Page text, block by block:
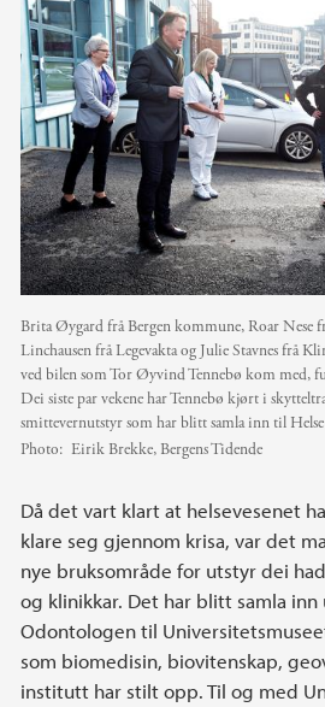
Brita Øygard frå Bergen kommune, Roar Nese
Linchausen frå Legevakta og Julie Stavnes frå
ved bilen som Tor Øyvind Tennebø kom med,
Dei siste par vekene har Tennebø kjørt i
smittevernutstyr som har blitt samla inn til Helse
Photo: Eirik Brekke, Bergens Tidende
Då det vart klart at helsevesenet
klare seg gjennom krisa, var det
nye bruksområde for utstyr dei
og klinikkar. Det har blitt samla
Odontologen til
som biomedisin, biovitenskap,
institutt har stilt opp. Til og med